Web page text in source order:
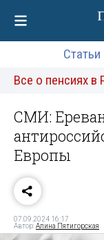
Статьи
Все о пенсиях в
СМИ:
Европы
07.09.2024 16:17
Автор:Алина Пятигорская